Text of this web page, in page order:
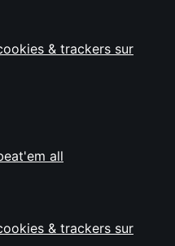
& trackers sur
all
& trackers sur